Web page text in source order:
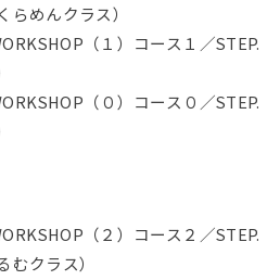
らめんクラス）
（１）コース１／STEP.
（０）コース０／STEP.
（２）コース２／STEP.
むクラス）